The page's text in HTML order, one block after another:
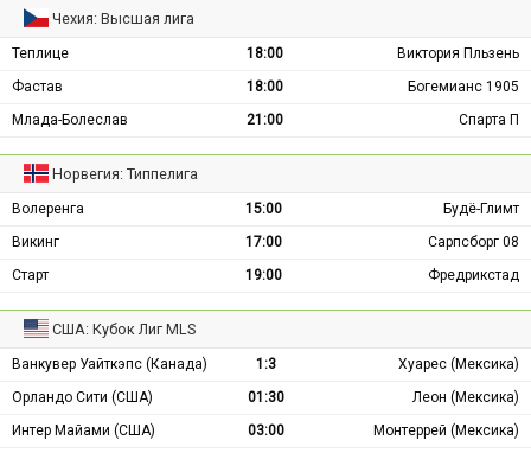
Чехия: Высшая лига
Теплице 18:00
Виктория Пльзень
Фастав
18:00
Богемианс 1905
Млада-Болеслав
21:00 Спарта П
Норвегия: Типпелига
Волеренга 15:00
Будё-Глимт
Викинг
17:00
Сарпсборг 08
Старт
19:00 Фредрикстад
США: Кубок Лиг MLS
Ванкувер Уайткэпс (Канада) 1:3
Хуарес (Мексика)
Орландо Сити (США)
01:30
Леон (Мексика)
Интер Майами (США)
03:00
Монтеррей (Мексика)